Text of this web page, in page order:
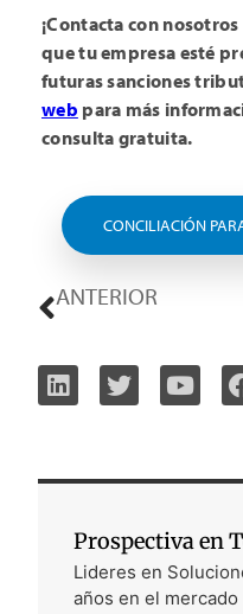
¡Contacta con
que tu empresa esté
futuras sanciones
web para más
consulta gratuita.
CONCILIACIÓN
ANTERIOR
Prospectiva en
Lideres en
años en el mercado